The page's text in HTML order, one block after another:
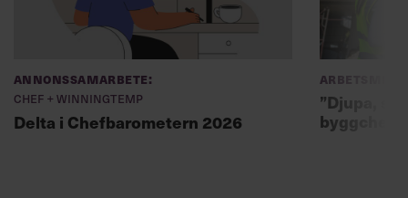
Annonssamarbete:
Chef + Winningtemp
Delta i Chefbarometern 2026
Arbetsmiljö
”Djupa,